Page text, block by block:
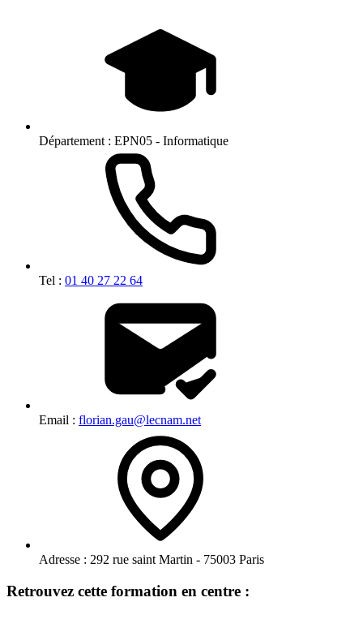
Département : EPN05 - Informatique
Tel : 01 40 27 22 64
Email : florian.gau@lecnam.net
Adresse : 292 rue saint Martin - 75003 Paris
Retrouvez cette formation en centre :